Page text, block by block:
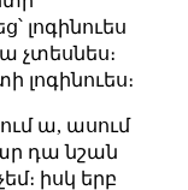
լոգինուես
ա չտեսնես։
լոգինուես։
ա, ասում
դա նշան
իսկ երբ